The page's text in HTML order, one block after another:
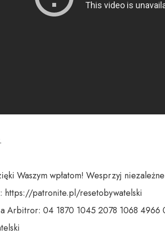
Waszym wpłatom! Wesprzyj
https://patronite.pl/resetobywatelski
Arbitror: 04 1870 1045 2078 1068 4966